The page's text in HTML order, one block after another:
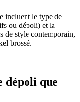
incluent le type de
ou dépoli) et la
de style contemporain,
brossé.
dépoli que